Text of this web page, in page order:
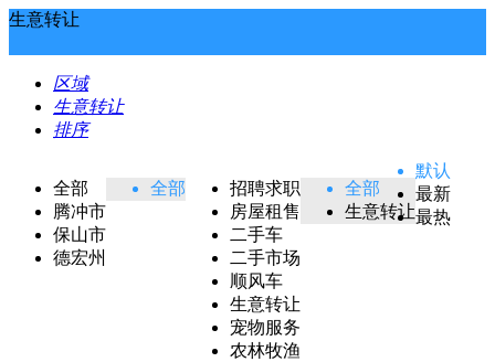
生意转让
区域
生意转让
排序
全部
腾冲市
保山市
德宏州
全部
招聘求职
房屋租售
二手车
二手市场
顺风车
生意转让
宠物服务
农林牧渔
全部
生意转让
默认
最新
最热